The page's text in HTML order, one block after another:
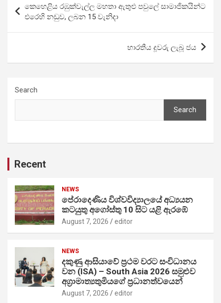
navigation
කෙහෙළිය රඹුක්වැල්ල මහතා ඇතුළු පවුලේ සාමාජිකයින්ට
එරෙහි නඩුව, ලබන 15 වැනිදා
භාරතීය දූවරු ලැබූ ජය
Search
Search
Recent
NEWS
පේරාදෙණිය විශ්වවිද්‍යාලයේ අධ්‍යයන
කටයුතු අගෝස්තු 10 සිට යළි ඇරඹේ
August 7, 2026 editor
NEWS
දකුණු ආසියාවේ ප්‍රථම වරට සංවිධානය
වන (ISA) – South Asia 2026 සමුළුව
අග්‍රාමාත්‍යතුමියගේ ප්‍රධානත්වයෙන්
August 7, 2026 editor